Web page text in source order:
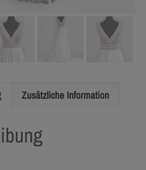
Zusätzliche Information